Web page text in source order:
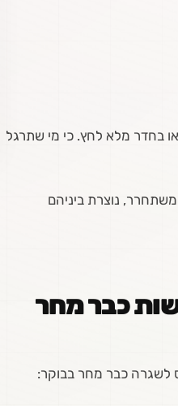
בחדר מלא לחץ. כי מי שתרגל
נוצרת ביניהם
כבר מחר
לשגרה כבר מחר בבוקר: